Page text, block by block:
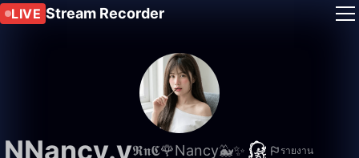
LIVE Stream Recorder
NNancy.y𝕽𝖓𝕮🌹Nancy🐳✨ รายงาน